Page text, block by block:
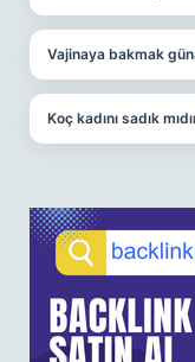
Vajinaya bakmak
Koç kadını sadık